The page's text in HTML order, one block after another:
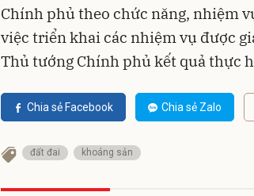
Chính phủ theo chức năng, nhiệm
việc triển khai các nhiệm vụ được
Thủ tướng Chính phủ kết quả thực
Chia sẻ Facebook Chia sẻ Zalo
đất đai khoáng sản